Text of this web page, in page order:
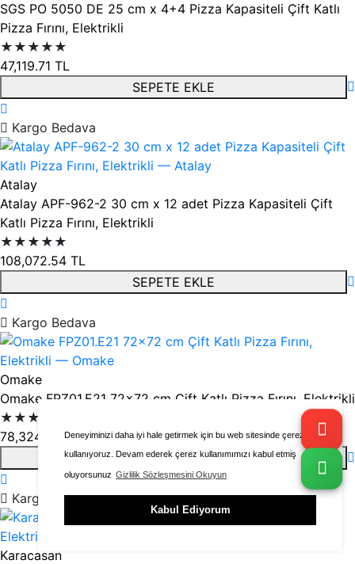
Deneyiminizi daha iyi hale getirmek için bu web sitesinde çerezleri
kullanıyoruz. Devam ederek çerez kullanımımızı kabul etmiş
oluyorsunuz Gizlilik Sözleşmesini Okuyun
Kabul Ediyorum
SGS PO 5050 DE 25 cm x 4+4 Pizza Kapasiteli Çift Katlı
Pizza Fırını, Elektrikli
★★★★★
47,119.71 TL
SEPETE EKLE
Kargo Bedava
Atalay
Atalay APF-962-2 30 cm x 12 adet Pizza Kapasiteli Çift
Katlı Pizza Fırını, Elektrikli
★★★★★
108,072.54 TL
SEPETE EKLE
Kargo Bedava
Omake
Omake FPZ01.E21 72x72 cm Çift Katlı Pizza Fırını, Elektrikli
★★★★★
78,324.13
TL
SEPETE EKLE
Kargo Bedava
Karacasan